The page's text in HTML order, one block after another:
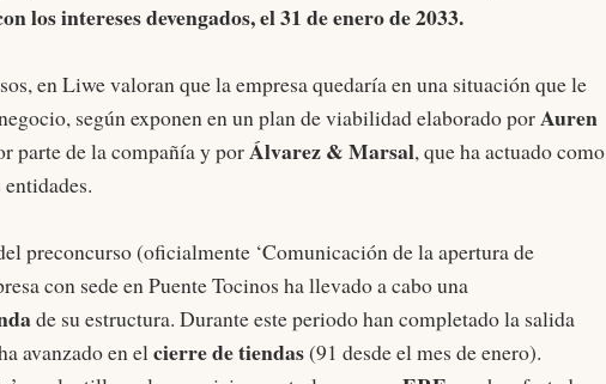
los intereses devengados, el 31 de enero de 2033.
en Liwe valoran que la empresa quedaría en una situación que le
según exponen en un plan de viabilidad elaborado porAuren
parte de la compañía y porÁlvarez & Marsal, que ha actuado como
preconcurso (oficialmente ‘Comunicación de la apertura de
con sede en Puente Tocinos ha llevado a cabo una
de su estructura. Durante este periodo han completado la salida
avanzado en elcierre de tiendas(91 desde el mes de enero).